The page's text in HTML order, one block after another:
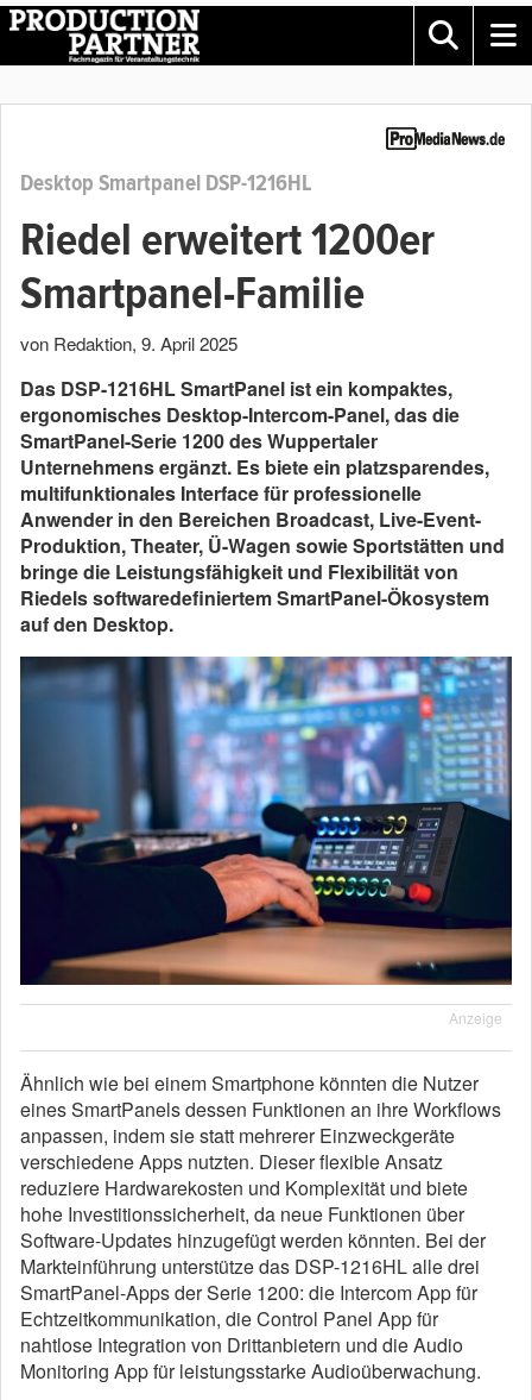
Desktop Smartpanel DSP-1216HL
Riedel erweitert 1200er
Smartpanel-Familie
von Redaktion, 9. April 2025
Das DSP-1216HL SmartPanel ist ein kompaktes,
ergonomisches Desktop-Intercom-Panel, das die
SmartPanel-Serie 1200 des Wuppertaler
Unternehmens ergänzt. Es biete ein platzsparendes,
multifunktionales Interface für professionelle
Anwender in den Bereichen Broadcast, Live-Event-
Produktion, Theater, Ü-Wagen sowie Sportstätten und
bringe die Leistungsfähigkeit und Flexibilität von
Riedels softwaredefiniertem SmartPanel-Ökosystem
auf den Desktop.
Anzeige
Ähnlich wie bei einem Smartphone könnten die Nutzer
eines SmartPanels dessen Funktionen an ihre Workflows
anpassen, indem sie statt mehrerer Einzweckgeräte
verschiedene Apps nutzten. Dieser flexible Ansatz
reduziere Hardwarekosten und Komplexität und biete
hohe Investitionssicherheit, da neue Funktionen über
Software-Updates hinzugefügt werden könnten. Bei der
Markteinführung unterstütze das DSP-1216HL alle drei
SmartPanel-Apps der Serie 1200: die Intercom App für
Echtzeitkommunikation, die Control Panel App für
nahtlose Integration von Drittanbietern und die Audio
Monitoring App für leistungsstarke Audioüberwachung.